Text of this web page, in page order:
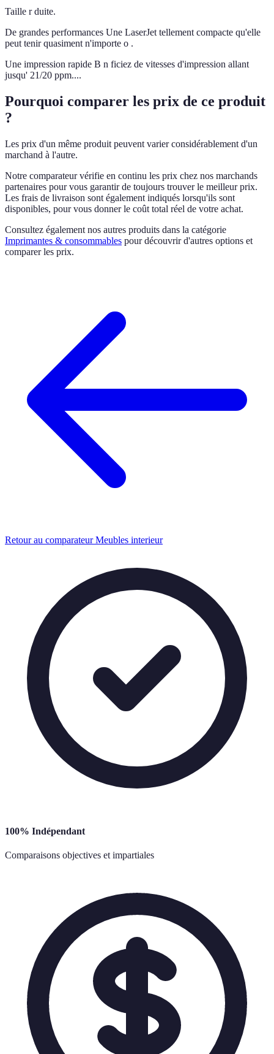
Taille r duite.
De grandes performances Une LaserJet tellement compacte qu'elle
peut tenir quasiment n'importe o .
Une impression rapide B n ficiez de vitesses d'impression allant
jusqu' 21/20 ppm....
Pourquoi comparer les prix de ce produit
?
Les prix d'un même produit peuvent varier considérablement d'un
marchand à l'autre.
Notre comparateur vérifie en continu les prix chez nos marchands
partenaires pour vous garantir de toujours trouver le meilleur prix.
Les frais de livraison sont également indiqués lorsqu'ils sont
disponibles, pour vous donner le coût total réel de votre achat.
Consultez également nos autres produits dans la catégorie
Imprimantes & consommables pour découvrir d'autres options et
comparer les prix.
Retour au comparateur Meubles interieur
100% Indépendant
Comparaisons objectives et impartiales